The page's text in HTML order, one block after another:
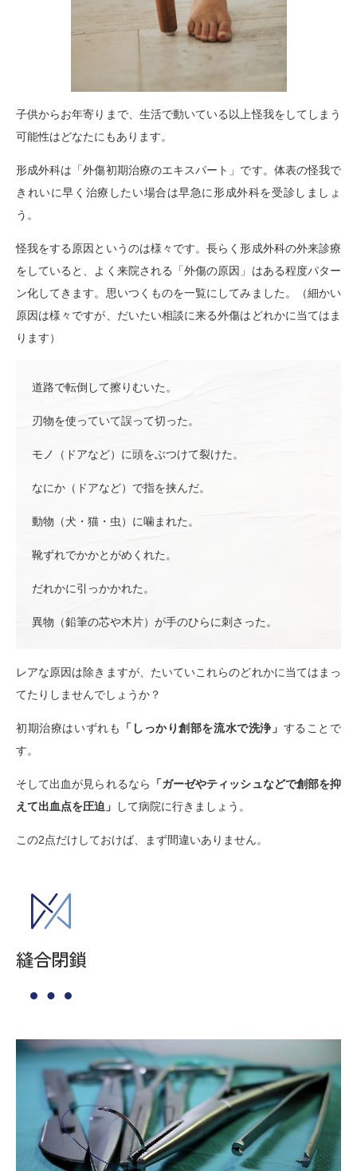
子供からお年寄りまで、生活で動いている以上怪我をしてしまう
可能性はどなたにもあります。
形成外科は「外傷初期治療のエキスパート」です。体表の怪我で
きれいに早く治療したい場合は早急に形成外科を受診しましょ
う。
怪我をする原因というのは様々です。長らく形成外科の外来診療
をしていると、よく来院される「外傷の原因」はある程度パター
ン化してきます。思いつくものを一覧にしてみました。（細かい
原因は様々ですが、だいたい相談に来る外傷はどれかに当てはま
ります）
道路で転倒して擦りむいた。
刃物を使っていて誤って切った。
モノ（ドアなど）に頭をぶつけて裂けた。
なにか（ドアなど）で指を挟んだ。
動物（犬・猫・虫）に噛まれた。
靴ずれでかかとがめくれた。
だれかに引っかかれた。
異物（鉛筆の芯や木片）が手のひらに刺さった。
レアな原因は除きますが、たいていこれらのどれかに当てはまっ
てたりしませんでしょうか？
初期治療はいずれも 「しっかり創部を流水で洗浄」 することで
す。
そして出血が見られるなら
「ガーゼやティッシュなどで創部を抑
えて出血点を圧迫」
して病院に行きましょう。
この2点だけしておけば、まず間違いありません。
縫合閉鎖